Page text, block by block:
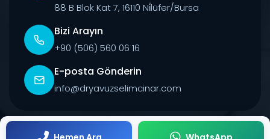
88 B Blok Kat 7, 16110 Ni̇lüfer/Bursa
Bizi Arayın
+90 (506) 560 06 16
E-posta Gönderin
info@dryavuzselimcinar.com
© 2026 Tüm Hakları Saklıdır.